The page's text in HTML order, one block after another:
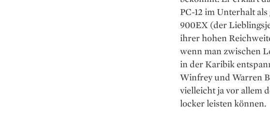
PC-12 im Unterhalt
900EX (der
ihrer hohen
wenn man zwischen
in der Karibik
Winfrey und Warren
vielleicht ja vor allem
locker leisten können.